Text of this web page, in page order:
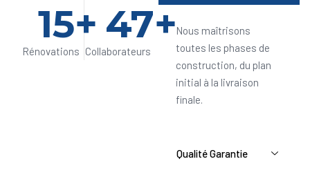
Rénovations
15+
Collaborateurs
47+Nous maîtrisons
toutes les phases de
construction, du plan
initial à la livraison
finale.
Qualité Garantie